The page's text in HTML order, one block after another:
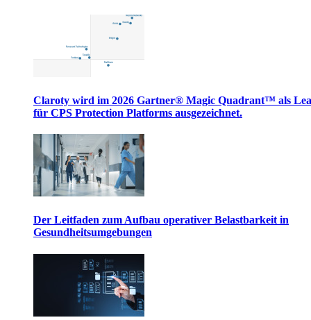
Claroty wird im 2026 Gartner® Magic Quadrant™ als
für CPS Protection Platforms ausgezeichnet.
Der Leitfaden zum Aufbau operativer Belastbarkeit in
Gesundheitsumgebungen